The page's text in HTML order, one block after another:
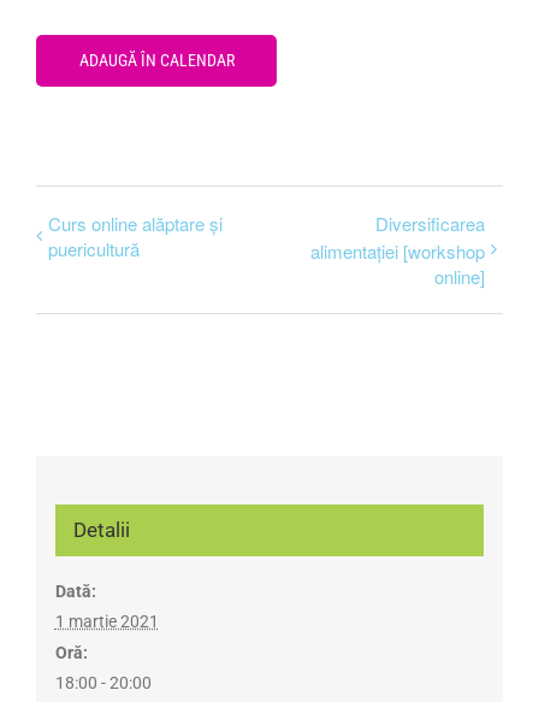
ADAUGĂ ÎN CALENDAR
Curs online alăptare și
puericultură
Diversificarea
alimentației [workshop
online]
Detalii
Dată:
1 martie 2021
Oră:
18:00 - 20:00